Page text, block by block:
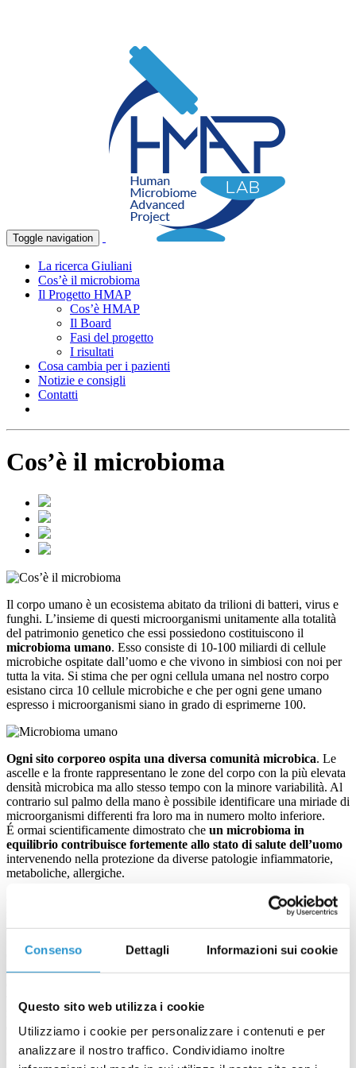
Consenso Dettagli Informazioni sui cookie
Questo sito web utilizza i cookie
Utilizziamo i cookie per personalizzare i contenuti e per
analizzare il nostro traffico. Condividiamo inoltre
Toggle navigation
La ricerca Giuliani
Cos’è il microbioma
Il Progetto HMAP
Cos’è HMAP
Il Board
Fasi del progetto
I risultati
Cosa cambia per i pazienti
Notizie e consigli
Contatti
Cos’è il microbioma
Il corpo umano è un ecosistema abitato da trilioni di batteri, virus e
funghi. L’insieme di questi microorganismi unitamente alla totalità
del patrimonio genetico che essi possiedono costituiscono il
microbioma umano. Esso consiste di 10-100 miliardi di cellule
microbiche ospitate dall’uomo e che vivono in simbiosi con noi per
tutta la vita. Si stima che per ogni cellula umana nel nostro corpo
esistano circa 10 cellule microbiche e che per ogni gene umano
espresso i microorganismi siano in grado di esprimerne 100.
Ogni sito corporeo ospita una diversa comunità microbica. Le
ascelle e la fronte rappresentano le zone del corpo con la più elevata
densità microbica ma allo stesso tempo con la minore variabilità. Al
contrario sul palmo della mano è possibile identificare una miriade di
microorganismi differenti fra loro ma in numero molto inferiore.
É ormai scientificamente dimostrato che un microbioma in
equilibrio contribuisce fortemente allo stato di salute dell’uomo
intervenendo nella protezione da diverse patologie infiammatorie,
metaboliche, allergiche.
Quando il microbioma dell’individuo subisce delle alterazioni nel
numero e nei rapporti dei diversi microorganismi che lo
compongono esso va incontro ad uno stato didisbiosi.
Conoscere la composizione del microbioma rappresenta un utile
strumento per una migliore gestione di alcune patologie cutanee e
mantenere lo stato di equilibrio del microbioma con conseguenti
effetti benefici sullo stato di salute generale
Come l’intestino,anche la pelle possiede un proprio microbioma